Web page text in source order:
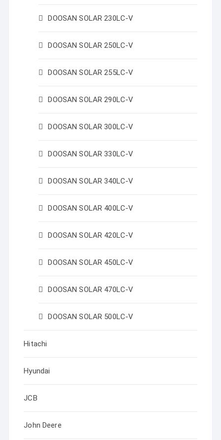
DOOSAN SOLAR 230LC-V
DOOSAN SOLAR 250LC-V
DOOSAN SOLAR 255LC-V
DOOSAN SOLAR 290LC-V
DOOSAN SOLAR 300LC-V
DOOSAN SOLAR 330LC-V
DOOSAN SOLAR 340LC-V
DOOSAN SOLAR 400LC-V
DOOSAN SOLAR 420LC-V
DOOSAN SOLAR 450LC-V
DOOSAN SOLAR 470LC-V
DOOSAN SOLAR 500LC-V
Hitachi
Hyundai
JCB
John Deere